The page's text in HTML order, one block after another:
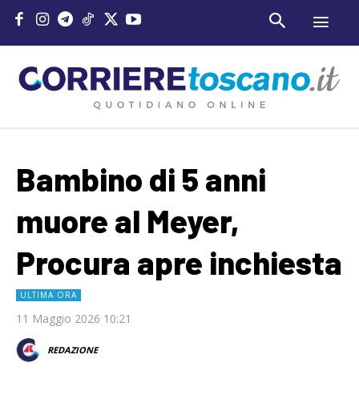
Bambino di 5 anni
muore al Meyer,
Procura apre inchiesta
ULTIMA ORA
11 Maggio 2026 10:21
REDAZIONE